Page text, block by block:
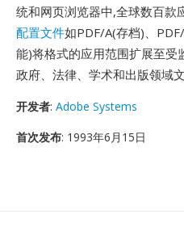
统和网页浏览器中,全球数百款
配置文件如PDF/A(存档)、
能)将格式的应用范围扩展至受
政府、法律、学术和出版领域
开发者: Adobe Systems
首次发布: 1993年6月15日